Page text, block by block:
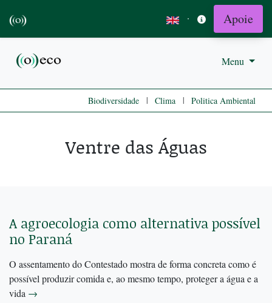
· Apoie
Menu
Biodiversidade | Clima | Politica Ambiental
Ventre das Águas
A agroecologia como alternativa possível
no Paraná
O assentamento do Contestado mostra de forma concreta como é
possível produzir comida e, ao mesmo tempo, proteger a água e a
vida →